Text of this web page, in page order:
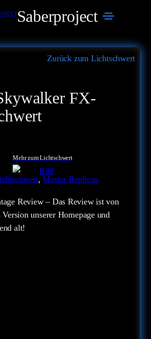
Saberproject
Zurück zum Lichtschwert
FX-
Mehr zum Lichtschwert
, Master Replicas
Review – Das Review ist von
unserer Homepage und
alt!